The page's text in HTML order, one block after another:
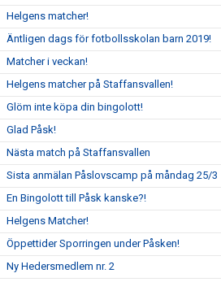
Helgens matcher!
Äntligen dags för fotbollsskolan barn 2019!
Matcher i veckan!
Helgens matcher på Staffansvallen!
Glöm inte köpa din bingolott!
Glad Påsk!
Nästa match på Staffansvallen
Sista anmälan Påslovscamp på måndag 25/3
En Bingolott till Påsk kanske?!
Helgens Matcher!
Öppettider Sporringen under Påsken!
Ny Hedersmedlem nr. 2